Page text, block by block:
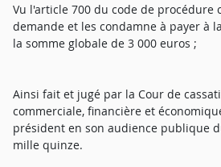
Vu l'article 700 du code de procédure
demande et les condamne à payer à
la somme globale de 3 000 euros ;
Ainsi fait et jugé par la Cour de
commerciale, financière et
président en son audience publique
mille quinze.